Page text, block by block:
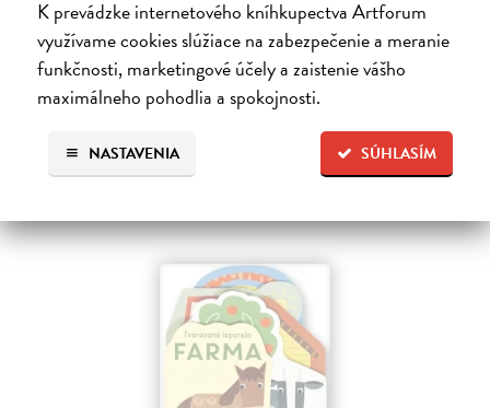
K prevádzke internetového kníhkupectva Artforum
využívame cookies slúžiace na zabezpečenie a meranie
funkčnosti, marketingové účely a zaistenie vášho
maximálneho pohodlia a spokojnosti.
SÚHLASÍM
NASTAVENIA
Payne Sally| Kniha
Táto knižka s veselými obrázkami a rôzne tvarovanými stránkami
zaujme malé deti a zoznámi ich so životom v lese.
Do 6 dní
7,90 € ?